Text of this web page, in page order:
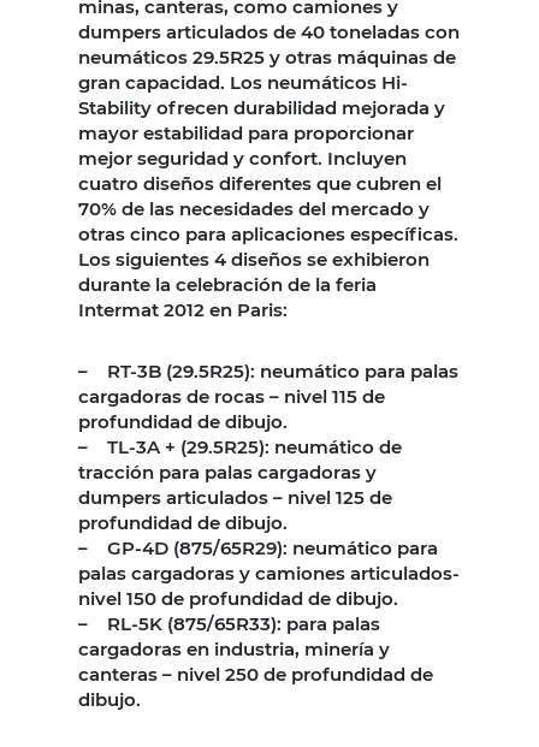
minas, canteras, como camiones y
dumpers articulados de 40 toneladas con
neumáticos 29.5R25 y otras máquinas de
gran capacidad. Los neumáticos Hi-
Stability ofrecen durabilidad mejorada y
mayor estabilidad para proporcionar
mejor seguridad y confort. Incluyen
cuatro diseños diferentes que cubren el
70% de las necesidades del mercado y
otras cinco para aplicaciones específicas.
Los siguientes 4 diseños se exhibieron
durante la celebración de la feria
Intermat 2012 en Paris:
– RT-3B (29.5R25): neumático para palas
cargadoras de rocas – nivel 115 de
profundidad de dibujo.
– TL-3A + (29.5R25): neumático de
tracción para palas cargadoras y
dumpers articulados – nivel 125 de
profundidad de dibujo.
– GP-4D (875/65R29): neumático para
palas cargadoras y camiones articulados-
nivel 150 de profundidad de dibujo.
– RL-5K (875/65R33): para palas
cargadoras en industria, minería y
canteras – nivel 250 de profundidad de
dibujo.